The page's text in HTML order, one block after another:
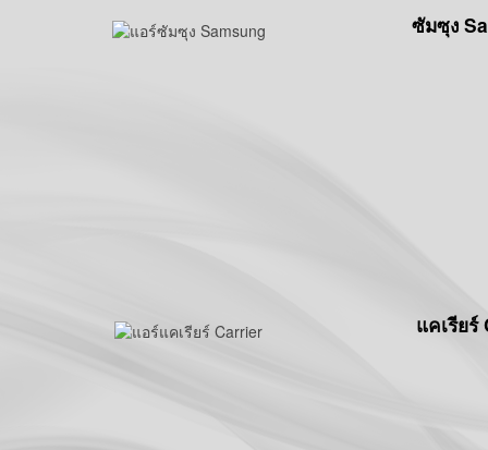
ซัมซุง
แคเรีย